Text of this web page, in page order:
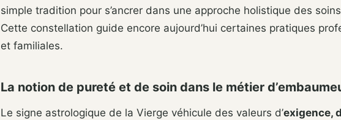
simple tradition pour s’ancrer dans une approche holistique des
Cette constellation guide encore aujourd’hui certaines pratiques
et familiales.
La notion de pureté et de soin dans le métier
Le signe astrologique de la Vierge véhicule des valeurs d’exigence,